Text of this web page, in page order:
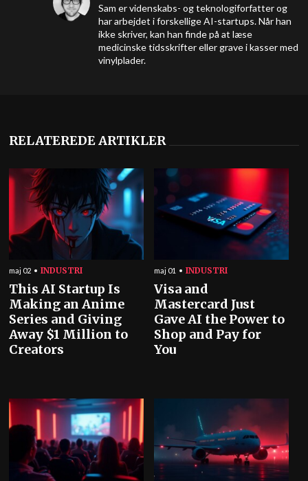
Sam er videnskabs- og teknologiforfatter og
har arbejdet i forskellige AI-startups. Når han
ikke skriver, kan han finde på at læse
medicinske tidsskrifter eller grave i kasser med
vinylplader.
RELATEREDE ARTIKLER
maj 02 INDUSTRI
This AI Startup Is
Making an Anime
Series and Giving
Away $1 Million to
Creators
maj 01 INDUSTRI
Visa and
Mastercard Just
Gave AI the Power to
Shop and Pay for
You